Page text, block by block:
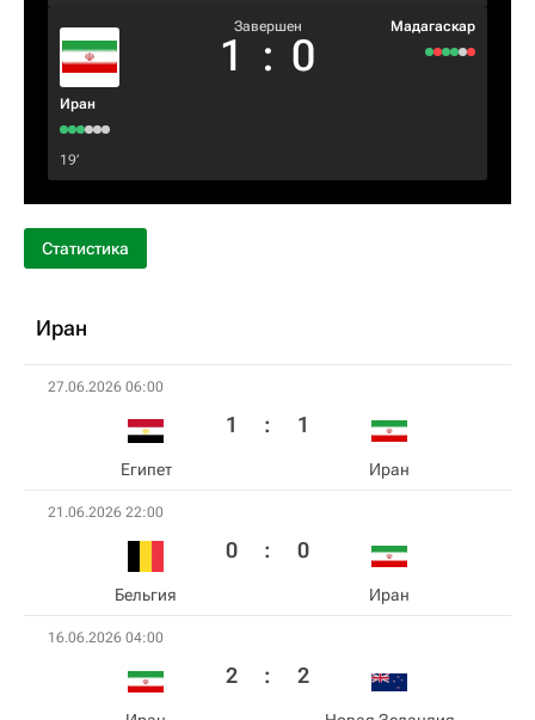
Иран
Завершен
1 : 0
Мадагаскар
19‎’‎
Статистика
Иран
27.06.2026 06:00
Египет
1 : 1
Иран
21.06.2026 22:00
Бельгия
0 : 0
Иран
16.06.2026 04:00
2 : 2